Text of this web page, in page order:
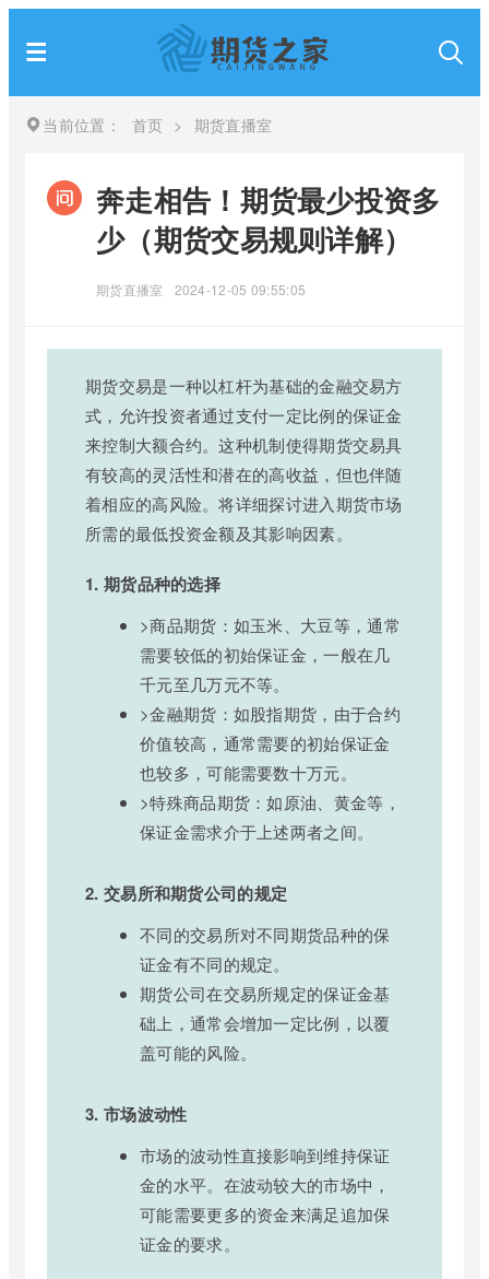
当前位置： 首页 > 期货直播室
奔走相告！期货最少投资多
少（期货交易规则详解）
期货直播室 2024-12-05 09:55:05
期货交易是一种以杠杆为基础的金融交易方
式，允许投资者通过支付一定比例的保证金
来控制大额合约。这种机制使得期货交易具
有较高的灵活性和潜在的高收益，但也伴随
着相应的高风险。将详细探讨进入期货市场
所需的最低投资金额及其影响因素。
1. 期货品种的选择
>商品期货：如玉米、大豆等，通常
需要较低的初始保证金，一般在几
千元至几万元不等。
>金融期货：如股指期货，由于合约
价值较高，通常需要的初始保证金
也较多，可能需要数十万元。
>特殊商品期货：如原油、黄金等，
保证金需求介于上述两者之间。
2. 交易所和期货公司的规定
不同的交易所对不同期货品种的保
证金有不同的规定。
期货公司在交易所规定的保证金基
础上，通常会增加一定比例，以覆
盖可能的风险。
3. 市场波动性
市场的波动性直接影响到维持保证
金的水平。在波动较大的市场中，
可能需要更多的资金来满足追加保
证金的要求。